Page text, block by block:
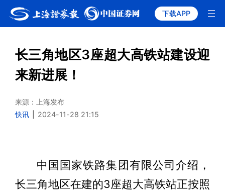
下载APP
长三角地区3座超大高铁站建设迎
来新进展！
来源：上海发布
快讯
2024-11-28 21:15
中国国家铁路集团有限公司介绍，
长三角地区在建的3座超大高铁站正按照